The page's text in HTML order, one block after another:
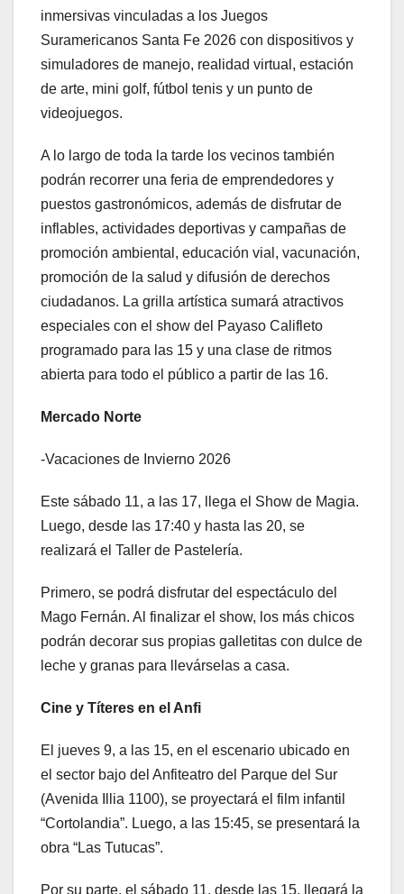
inmersivas vinculadas a los Juegos
Suramericanos Santa Fe 2026 con dispositivos y
simuladores de manejo, realidad virtual, estación
de arte, mini golf, fútbol tenis y un punto de
videojuegos.
A lo largo de toda la tarde los vecinos también
podrán recorrer una feria de emprendedores y
puestos gastronómicos, además de disfrutar de
inflables, actividades deportivas y campañas de
promoción ambiental, educación vial, vacunación,
promoción de la salud y difusión de derechos
ciudadanos. La grilla artística sumará atractivos
especiales con el show del Payaso Califleto
programado para las 15 y una clase de ritmos
abierta para todo el público a partir de las 16.
Mercado Norte
-Vacaciones de Invierno 2026
Este sábado 11, a las 17, llega el Show de Magia.
Luego, desde las 17:40 y hasta las 20, se
realizará el Taller de Pastelería.
Primero, se podrá disfrutar del espectáculo del
Mago Fernán. Al finalizar el show, los más chicos
podrán decorar sus propias galletitas con dulce de
leche y granas para llevárselas a casa.
Cine y Títeres en el Anfi
El jueves 9, a las 15, en el escenario ubicado en
el sector bajo del Anfiteatro del Parque del Sur
(Avenida Illia 1100), se proyectará el film infantil
“Cortolandia”. Luego, a las 15:45, se presentará la
obra “Las Tutucas”.
Por su parte, el sábado 11, desde las 15, llegará la